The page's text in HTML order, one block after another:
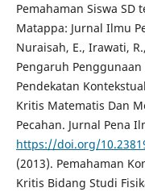
Pemahaman Siswa SD
Matappa: Jurnal Ilmu
Nuraisah, E., Irawati,
Pengaruh
Pendekatan
Kritis Matematis Dan
Pecahan. Jurnal Pena
https://doi.org/
(2013). Pemahaman
Kritis Bidang Studi